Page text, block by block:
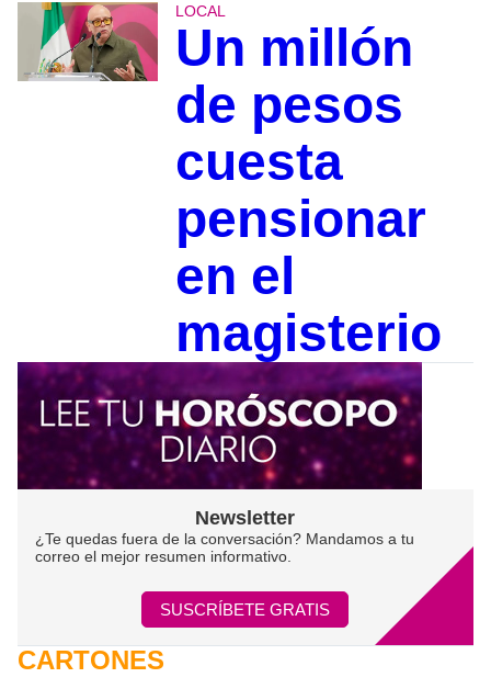
LOCAL
Un millón
de pesos
cuesta
pensionar
en el
magisterio
Newsletter
¿Te quedas fuera de la conversación? Mandamos a tu
correo el mejor resumen informativo.
SUSCRÍBETE GRATIS
CARTONES